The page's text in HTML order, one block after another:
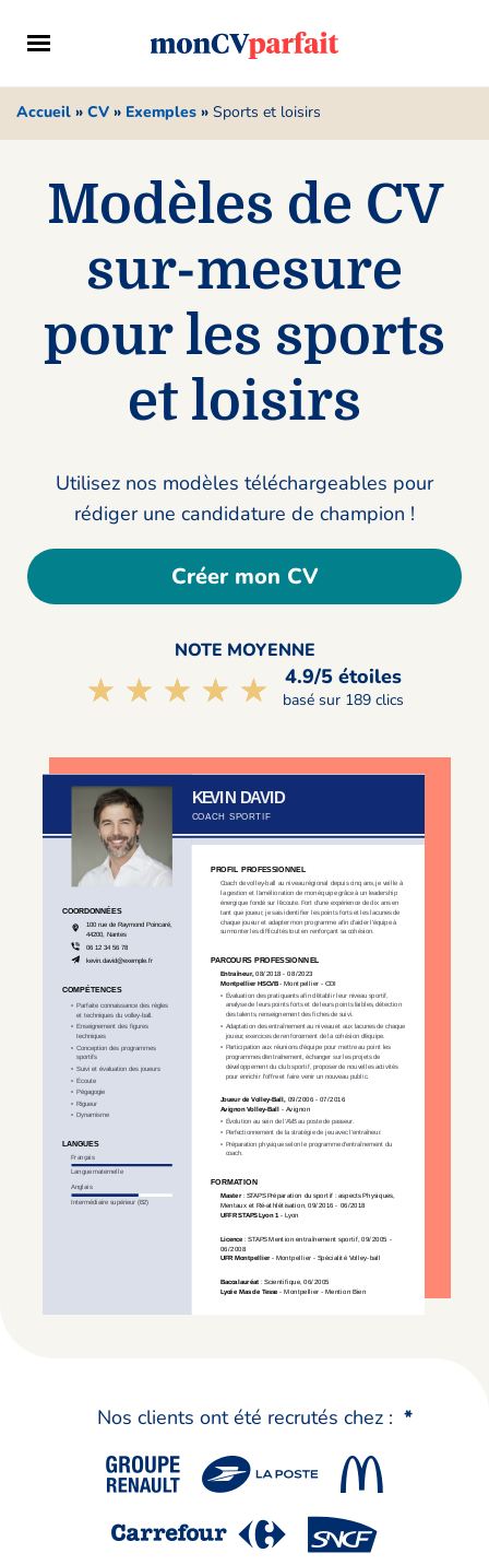
Accueil » CV » Exemples » Sports et loisirs
Modèles de CV
sur-mesure
pour les sports
et loisirs
Utilisez nos modèles téléchargeables pour
rédiger une candidature de champion !
Créer mon CV
NOTE MOYENNE
☆☆☆☆☆
★★★★★ 4.9/5 étoiles
basé sur 189 clics
Nos clients ont été recrutés chez : *